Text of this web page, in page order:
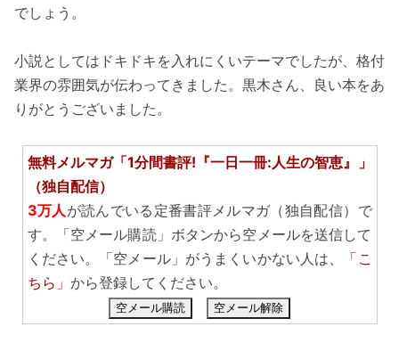
でしょう。
小説としてはドキドキを入れにくいテーマでしたが、格付
業界の雰囲気が伝わってきました。黒木さん、良い本をあ
りがとうございました。
無料メルマガ「1分間書評!『一日一冊:人生の智恵』」
（独自配信）
3万人 が読んでいる定番書評メルマガ（独自配信）で
す。「空メール購読」ボタンから空メールを送信して
ください。「空メール」がうまくいかない人は、
「こ
ちら」 から登録してください。
空メール購読 空メール解除